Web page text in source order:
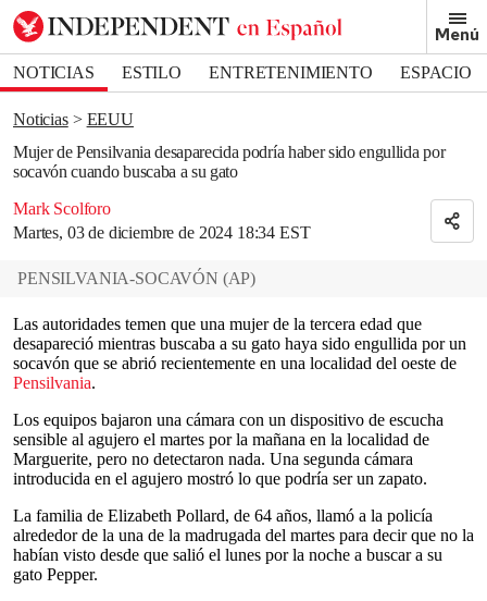
Menú
NOTICIAS ESTILO ENTRETENIMIENTO
ESPACIO
DEPORTES
Noticias
EEUU
Mujer de Pensilvania desaparecida podría haber sido engullida por
socavón cuando buscaba a su gato
Mark Scolforo
Martes, 03 de diciembre de 2024 18:34 EST
Bookmark popover
Removed from bookmarks
Close popover
PENSILVANIA-SOCAVÓN (AP)
Las autoridades temen que una mujer de la tercera edad que
desapareció mientras buscaba a su gato haya sido engullida por un
socavón que se abrió recientemente en una localidad del oeste de
Pensilvania.
Los equipos bajaron una cámara con un dispositivo de escucha
sensible al agujero el martes por la mañana en la localidad de
Marguerite, pero no detectaron nada. Una segunda cámara
introducida en el agujero mostró lo que podría ser un zapato.
La familia de Elizabeth Pollard, de 64 años, llamó a la policía
alrededor de la una de la madrugada del martes para decir que no la
habían visto desde que salió el lunes por la noche a buscar a su
gato Pepper.